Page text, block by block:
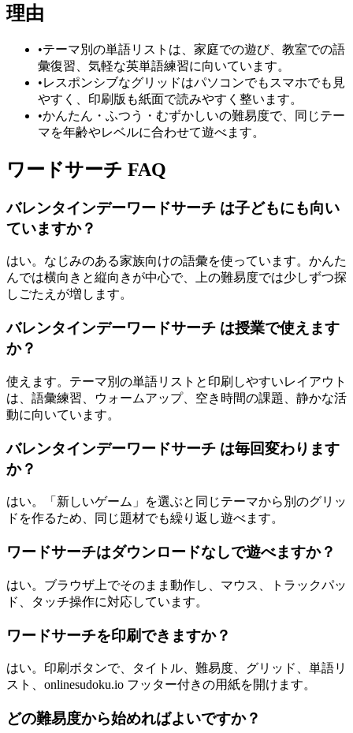
理由
•テーマ別の単語リストは、家庭での遊び、教室での語
彙復習、気軽な英単語練習に向いています。
•レスポンシブなグリッドはパソコンでもスマホでも見
やすく、印刷版も紙面で読みやすく整います。
•かんたん・ふつう・むずかしいの難易度で、同じテー
マを年齢やレベルに合わせて遊べます。
ワードサーチ FAQ
バレンタインデーワードサーチ は子どもにも向い
ていますか？
はい。なじみのある家族向けの語彙を使っています。かんた
んでは横向きと縦向きが中心で、上の難易度では少しずつ探
しごたえが増します。
バレンタインデーワードサーチ は授業で使えます
か？
使えます。テーマ別の単語リストと印刷しやすいレイアウト
は、語彙練習、ウォームアップ、空き時間の課題、静かな活
動に向いています。
バレンタインデーワードサーチ は毎回変わります
か？
はい。「新しいゲーム」を選ぶと同じテーマから別のグリッ
ドを作るため、同じ題材でも繰り返し遊べます。
ワードサーチはダウンロードなしで遊べますか？
はい。ブラウザ上でそのまま動作し、マウス、トラックパッ
ド、タッチ操作に対応しています。
ワードサーチを印刷できますか？
はい。印刷ボタンで、タイトル、難易度、グリッド、単語リ
スト、onlinesudoku.io フッター付きの用紙を開けます。
どの難易度から始めればよいですか？